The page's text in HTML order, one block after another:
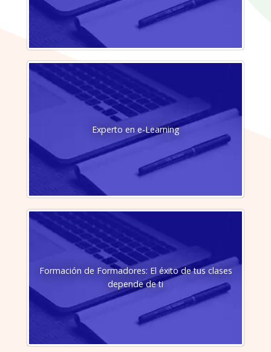
Experto en e-Learning
Formación de Formadores: El éxito de tus clases
depende de ti